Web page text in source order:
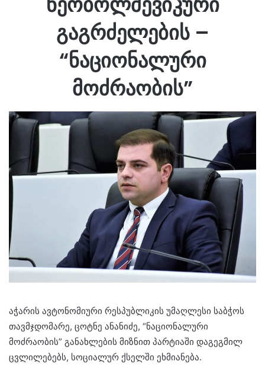
გაგრძელების –
“ნაციონალური
მოძრაობის”
აჭარის ავტონომიური რესპუბლიკის უმაღლესი საბჭოს
თავმჯდომარე, ცოტნე ანანიძე, “ნაციონალური
მოძრაობის” განახლების მიზნით პარტიაში დაგეგმილ
ცვლილებებს, სოციალურ ქსელში ეხმიანება.